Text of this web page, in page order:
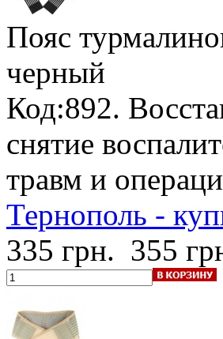
Пояс
черный
Код:892.
снятие
травм и
Тернополь -
335 грн. 355